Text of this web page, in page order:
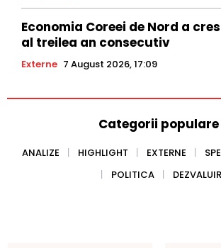
Economia Coreei de Nord a
al treilea an consecutiv
Externe 7 August 2026, 17:09
Categorii populare
ANALIZE HIGHLIGHT EXTERNE
POLITICA